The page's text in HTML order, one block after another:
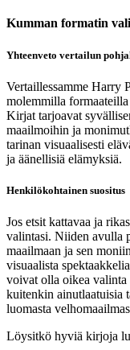
Kumman formatin
Yhteenveto vertailun
Vertaillessamme Harry
molemmilla
Kirjat tarjoavat
maailmoihin ja
tarinan visuaalisesti
ja äänellisiä elämyksiä.
Henkilökohtainen suositus
Jos etsit kattavaa ja
valintasi. Niiden avulla
maailmaan ja sen
visuaalista
voivat olla oikea
kuitenkin ainutlaatuisia
luomasta
Löysitkö hyviä kirjoja